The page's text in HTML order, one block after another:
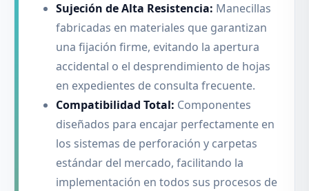
Sujeción de Alta Resistencia: Manecillas
fabricadas en materiales que garantizan
una fijación firme, evitando la apertura
accidental o el desprendimiento de hojas
en expedientes de consulta frecuente.
Compatibilidad Total: Componentes
diseñados para encajar perfectamente en
los sistemas de perforación y carpetas
estándar del mercado, facilitando la
implementación en todos sus procesos de